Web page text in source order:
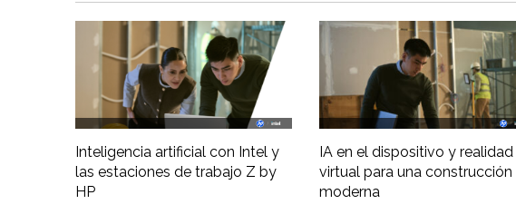
Inteligencia artificial con Intel y
las estaciones de trabajo Z by
HP
IA en el dispositivo y realidad
virtual para una construcción
moderna